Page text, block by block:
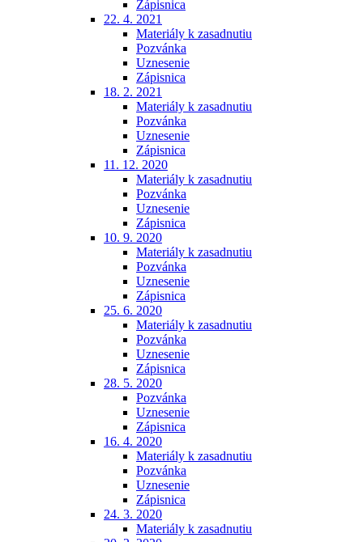
Zápisnica
22. 4. 2021
Materiály k zasadnutiu
Pozvánka
Uznesenie
Zápisnica
18. 2. 2021
Materiály k zasadnutiu
Pozvánka
Uznesenie
Zápisnica
11. 12. 2020
Materiály k zasadnutiu
Pozvánka
Uznesenie
Zápisnica
10. 9. 2020
Materiály k zasadnutiu
Pozvánka
Uznesenie
Zápisnica
25. 6. 2020
Materiály k zasadnutiu
Pozvánka
Uznesenie
Zápisnica
28. 5. 2020
Pozvánka
Uznesenie
Zápisnica
16. 4. 2020
Materiály k zasadnutiu
Pozvánka
Uznesenie
Zápisnica
24. 3. 2020
Materiály k zasadnutiu